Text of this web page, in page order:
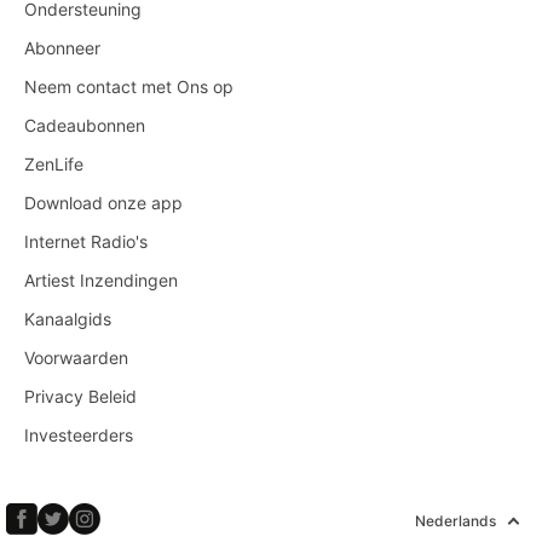
Ondersteuning
Abonneer
Neem contact met Ons op
Cadeaubonnen
ZenLife
Download onze app
Internet Radio's
Artiest Inzendingen
Kanaalgids
Voorwaarden
Privacy Beleid
Investeerders
Nederlands